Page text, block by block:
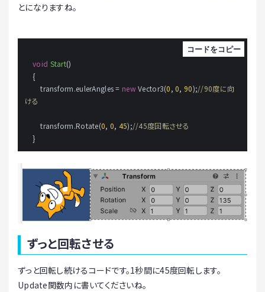
とになりますね。
void Start()
    {
        transform.eulerAngles =
new Vector3(0, 0, 90);//90度に向
ける
        transform.Rotate(
0, 0, 45);//45度回転させる
    }
ずっと回転させる
ずっと回転し続けるコードです。1秒間に45度回転します。
Update関数内に書いてくださいね。